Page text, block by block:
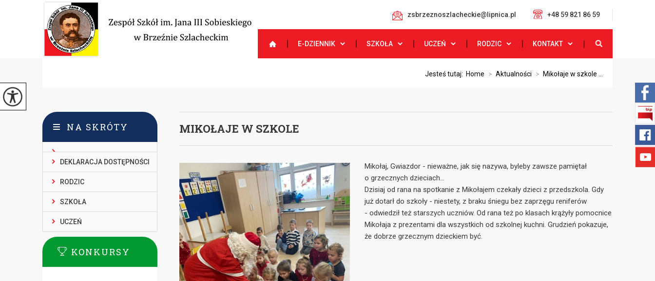
zsbrzeznoszlacheckie@lipnica.pl +48 59 821 86 59
E-DZIENNIK SZKOŁA UCZEŃ RODZIC KONTAKT
Jesteś tutaj: Home > Aktualności > Mikołaje w szkole ...
MIKOŁAJE W SZKOLE
Mikołaj, Gwiazdor - nieważne, jak się nazywa, byleby zawsze pamiętał
o grzecznych dzieciach...
Dzisiaj od rana na spotkanie z Mikołajem czekały dzieci z przedszkola. Gdy
już dotarł do szkoły - niestety, z braku śniegu bez zaprzęgu reniferów
- odwiedził też starszych uczniów. Od rana też po klasach krążyły pomocnice
Mikołaja z prezentami dla wszystkich od szkolnej kuchni. Grudzień pokazuje,
że dobrze grzecznym dzieckiem być.
NA SKRÓTY
DEKLARACJA DOSTĘPNOŚCI
RODZIC
SZKOŁA
UCZEŃ
KONKURSY